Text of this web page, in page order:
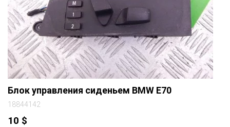
Блок управления сиденьем BMW E70
18844142
10 $